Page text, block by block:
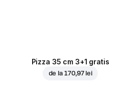
Pizza 35 cm 3+1 gratis
de la 170,97 lei